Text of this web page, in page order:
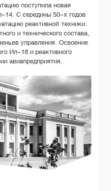
поступила новая
14. С середины 50-х годов
реактивной техники.
и технического состава,
управления. Освоение
Ил-18 и реактивного
авиапредприятия.